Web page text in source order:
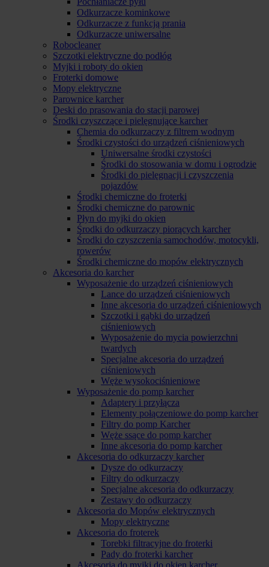
Odkurzacze kominkowe
Odkurzacze z funkcją prania
Odkurzacze uniwersalne
Robocleaner
Szczotki elektryczne do podłóg
Myjki i roboty do okien
Froterki domowe
Mopy elektryczne
Parownice karcher
Deski do prasowania do stacji parowej
Środki czyszczące i pielęgnujące karcher
Chemia do odkurzaczy z filtrem wodnym
Środki czystości do urządzeń ciśnieniowych
Uniwersalne środki czystości
Środki do stosowania w domu i ogrodzie
Środki do pielęgnacji i czyszczenia
pojazdów
Środki chemiczne do froterki
Środki chemiczne do parownic
Płyn do myjki do okien
Środki do odkurzaczy piorących karcher
Środki do czyszczenia samochodów, motocykli,
rowerów
Środki chemiczne do mopów elektrycznych
Akcesoria do karcher
Wyposażenie do urządzeń ciśnieniowych
Lance do urządzeń ciśnieniowych
Inne akcesoria do urządzeń ciśnieniowych
Szczotki i gąbki do urządzeń
ciśnieniowych
Wyposażenie do mycia powierzchni
twardych
Specjalne akcesoria do urządzeń
ciśnieniowych
Węże wysokociśnieniowe
Wyposażenie do pomp karcher
Adaptery i przyłącza
Elementy połączeniowe do pomp karcher
Filtry do pomp Karcher
Węże ssące do pomp karcher
Inne akcesoria do pomp karcher
Akcesoria do odkurzaczy karcher
Dysze do odkurzaczy
Filtry do odkurzaczy
Specjalne akcesoria do odkurzaczy
Zestawy do odkurzaczy
Akcesoria do Mopów elektrycznych
Mopy elektryczne
Akcesoria do froterek
Torebki filtracyjne do froterki
Pady do froterki karcher
Akcesoria do myjki do okien karcher